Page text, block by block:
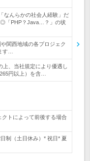
なんらかの社会人経験」だ
「PHP？Java…？」の状
関西地域の各プロジェク
す…
、当社規定により優遇し
円以上）を含…
トによって前後する場合
制（土日休み）* 祝日* 夏